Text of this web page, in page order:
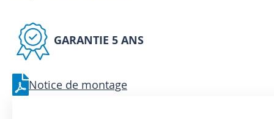
GARANTIE 5 ANS
Notice de montage